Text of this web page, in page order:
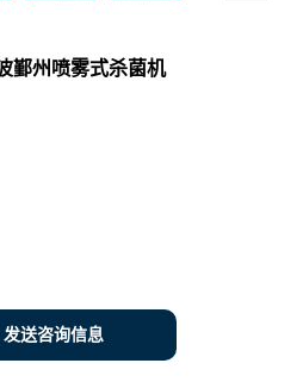
鄞州喷雾式杀菌机
发送咨询信息